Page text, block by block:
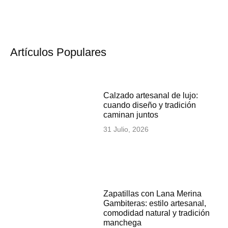
Artículos Populares
Calzado artesanal de lujo:
cuando diseño y tradición
caminan juntos
31 Julio, 2026
Zapatillas con Lana Merina
Gambiteras: estilo artesanal,
comodidad natural y tradición
manchega